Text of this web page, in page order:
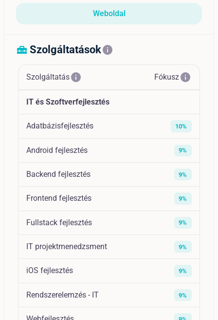
Weboldal
home_repair_service Szolgáltatásokinfo
Szolgáltatásinfo Fókuszinfo
IT és Szoftverfejlesztés
Adatbázisfejlesztés 10%
Android fejlesztés 9%
Backend fejlesztés 9%
Frontend fejlesztés 9%
Fullstack fejlesztés 9%
IT projektmenedzsment 9%
iOS fejlesztés 9%
Rendszerelemzés - IT 9%